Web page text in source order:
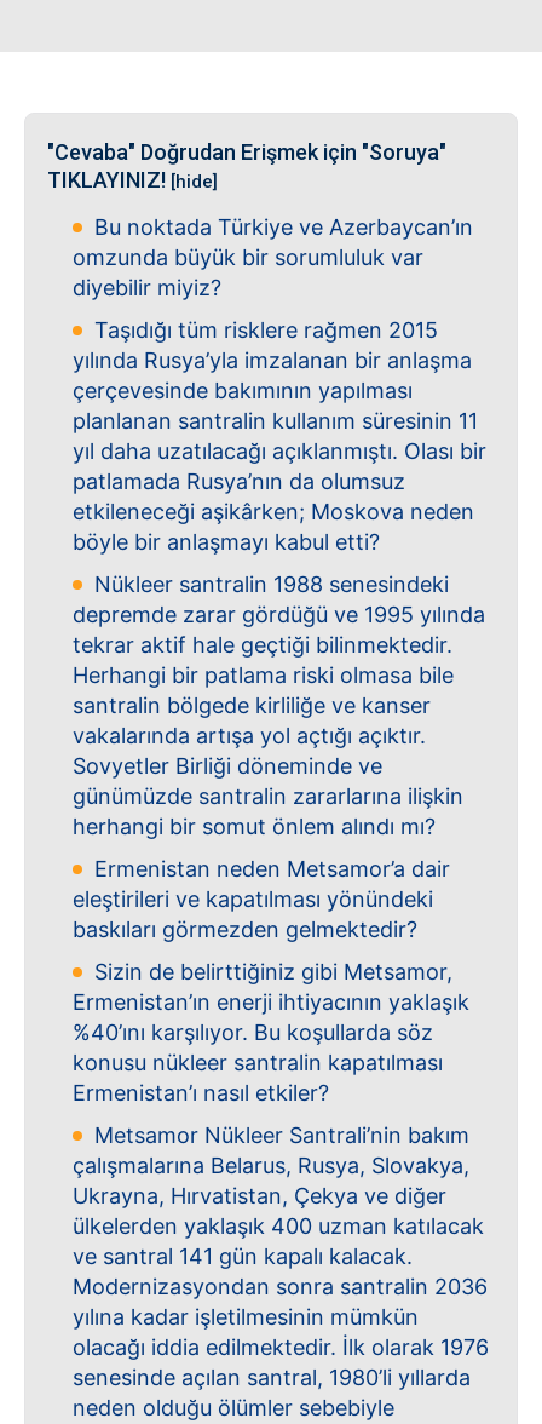
"Cevaba" Doğrudan Erişmek için "Soruya"
TIKLAYINIZ! [hide]
Bu noktada Türkiye ve Azerbaycan’ın
omzunda büyük bir sorumluluk var
diyebilir miyiz?
Taşıdığı tüm risklere rağmen 2015
yılında Rusya’yla imzalanan bir anlaşma
çerçevesinde bakımının yapılması
planlanan santralin kullanım süresinin 11
yıl daha uzatılacağı açıklanmıştı. Olası bir
patlamada Rusya’nın da olumsuz
etkileneceği aşikârken; Moskova neden
böyle bir anlaşmayı kabul etti?
Nükleer santralin 1988 senesindeki
depremde zarar gördüğü ve 1995 yılında
tekrar aktif hale geçtiği bilinmektedir.
Herhangi bir patlama riski olmasa bile
santralin bölgede kirliliğe ve kanser
vakalarında artışa yol açtığı açıktır.
Sovyetler Birliği döneminde ve
günümüzde santralin zararlarına ilişkin
herhangi bir somut önlem alındı mı?
Ermenistan neden Metsamor’a dair
eleştirileri ve kapatılması yönündeki
baskıları görmezden gelmektedir?
Sizin de belirttiğiniz gibi Metsamor,
Ermenistan’ın enerji ihtiyacının yaklaşık
%40’ını karşılıyor. Bu koşullarda söz
konusu nükleer santralin kapatılması
Ermenistan’ı nasıl etkiler?
Metsamor Nükleer Santrali’nin bakım
çalışmalarına Belarus, Rusya, Slovakya,
Ukrayna, Hırvatistan, Çekya ve diğer
ülkelerden yaklaşık 400 uzman katılacak
ve santral 141 gün kapalı kalacak.
Modernizasyondan sonra santralin 2036
yılına kadar işletilmesinin mümkün
olacağı iddia edilmektedir. İlk olarak 1976
senesinde açılan santral, 1980’li yıllarda
neden olduğu ölümler sebebiyle